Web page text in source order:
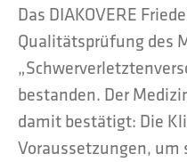
Das DIAKOVERE
Qualitätsprüfung des
bestanden. Der
damit bestätigt: Die
Voraussetzungen, um